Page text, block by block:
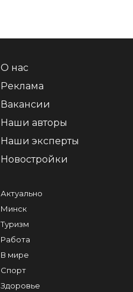
О нас
Реклама
Вакансии
Наши авторы
Наши эксперты
Новостройки
Актуально
Минск
Туризм
Работа
В мире
Спорт
Здоровье